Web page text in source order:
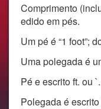
Comprimento
edido em pés.
Um pé é “1 foot”;
Uma polegada é
Pé e escrito ft. ou `.
Polegada é escrito